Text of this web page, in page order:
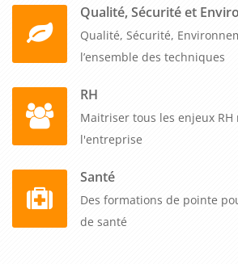
Qualité, Sécurité et
Qualité, Sécurité,
l’ensemble des techniques
RH
Maitriser tous les enjeux RH
l'entreprise
Santé
Des formations de pointe
de santé